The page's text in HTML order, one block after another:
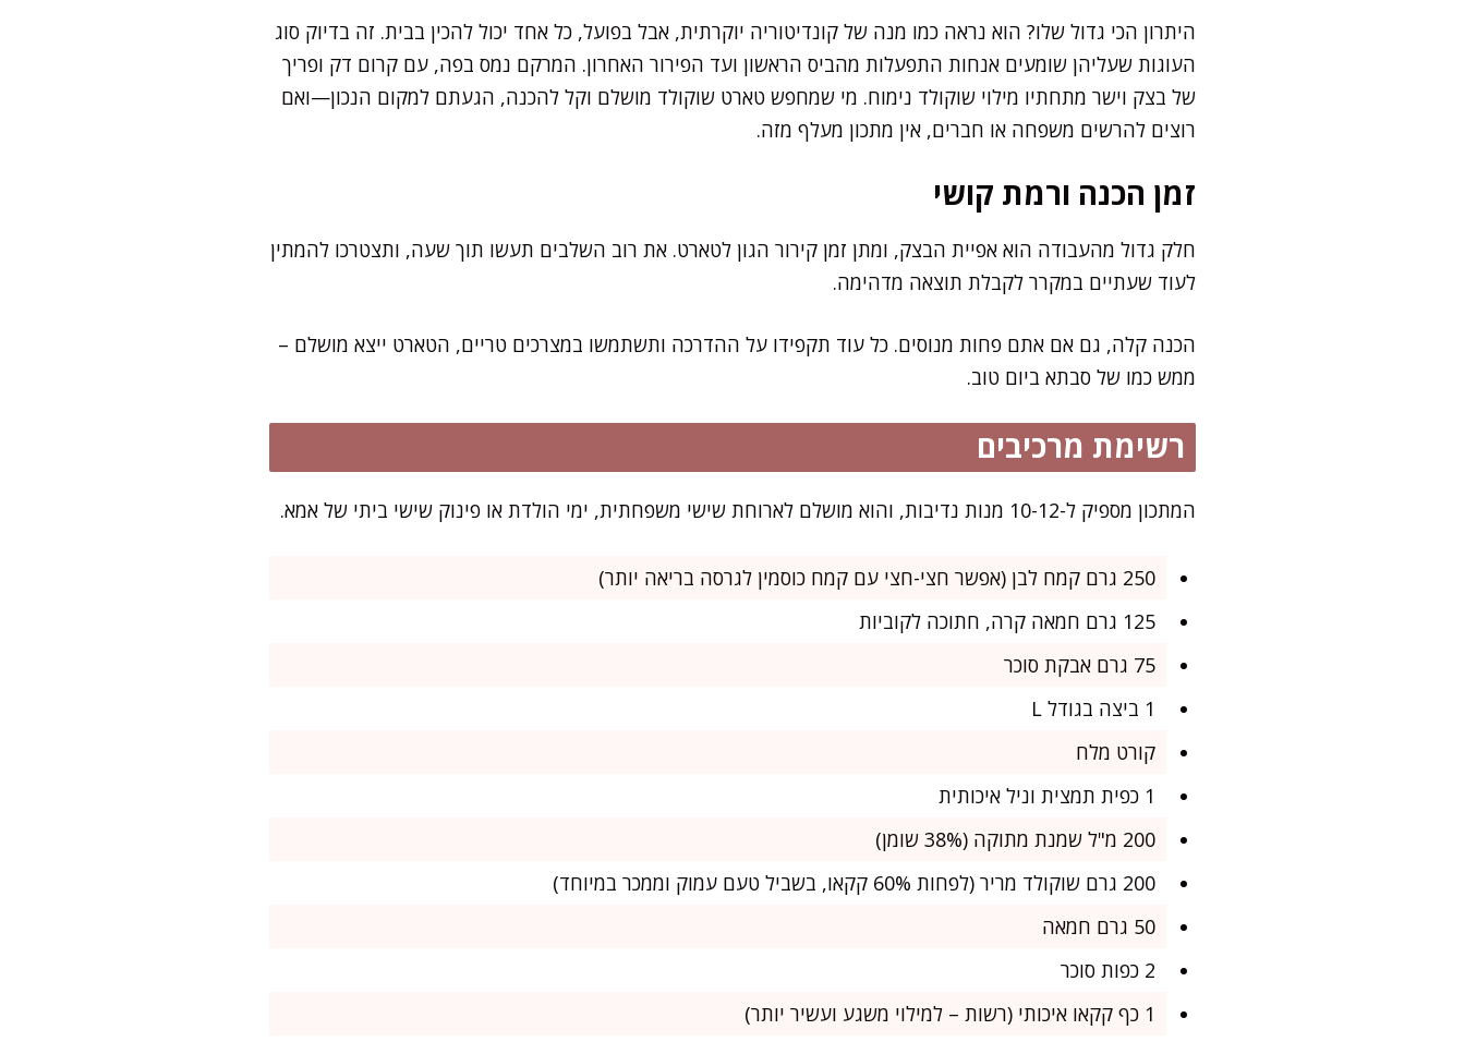
היתרון הכי גדול שלו? הוא נראה כמו מנה של קונדיטוריה יוקרתית, אבל בפועל, כל אחד יכול להכין בבית. זה בדיוק סוג
העוגות שעליהן שומעים אנחות התפעלות מהביס הראשון ועד הפירור האחרון. המרקם נמס בפה, עם קרום דק ופריך
של בצק וישר מתחתיו מילוי שוקולד נימוח. מי שמחפש טארט שוקולד מושלם וקל להכנה, הגעתם למקום הנכון—ואם
רוצים להרשים משפחה או חברים, אין מתכון מעלף מזה.
זמן הכנה ורמת קושי
חלק גדול מהעבודה הוא אפיית הבצק, ומתן זמן קירור הגון לטארט. את רוב השלבים תעשו תוך שעה, ותצטרכו להמתין
לעוד שעתיים במקרר לקבלת תוצאה מדהימה.
הכנה קלה, גם אם אתם פחות מנוסים. כל עוד תקפידו על ההדרכה ותשתמשו במצרכים טריים, הטארט ייצא מושלם –
ממש כמו של סבתא ביום טוב.
רשימת מרכיבים
המתכון מספיק ל-10-12 מנות נדיבות, והוא מושלם לארוחת שישי משפחתית, ימי הולדת או פינוק שישי ביתי של אמא.
250 גרם קמח לבן (אפשר חצי-חצי עם קמח כוסמין לגרסה בריאה יותר)
125 גרם חמאה קרה, חתוכה לקוביות
75 גרם אבקת סוכר
1 ביצה בגודל L
קורט מלח
1 כפית תמצית וניל איכותית
200 מ"ל שמנת מתוקה (38% שומן)
200 גרם שוקולד מריר (לפחות 60% קקאו, בשביל טעם עמוק וממכר במיוחד)
50 גרם חמאה
2 כפות סוכר
1 כף קקאו איכותי (רשות – למילוי משגע ועשיר יותר)